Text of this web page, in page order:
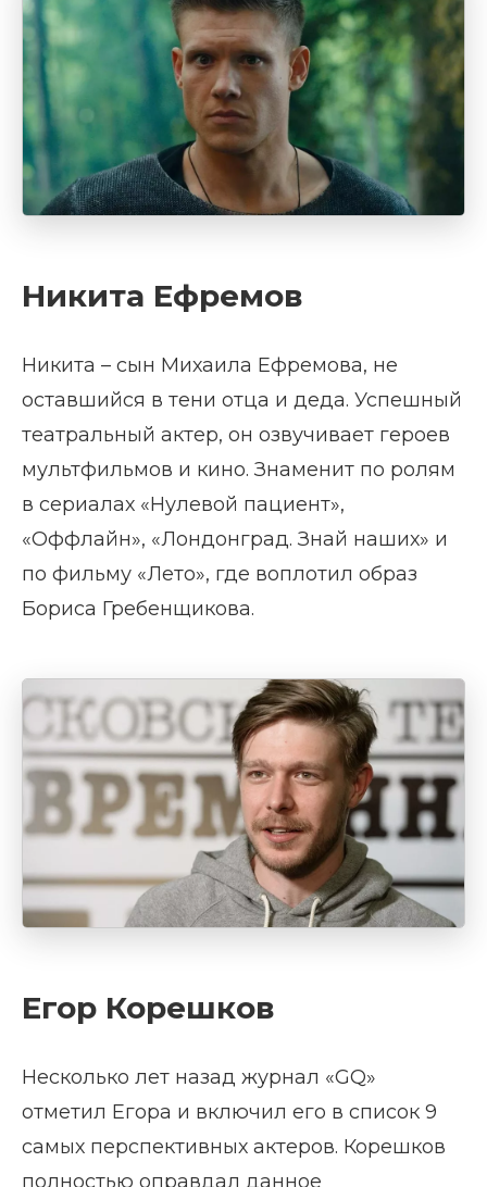
Никита Ефремов
Никита – сын Михаила Ефремова, не
оставшийся в тени отца и деда. Успешный
театральный актер, он озвучивает героев
мультфильмов и кино. Знаменит по ролям
в сериалах «Нулевой пациент»,
«Оффлайн», «Лондонград. Знай наших» и
по фильму «Лето», где воплотил образ
Бориса Гребенщикова.
Егор Корешков
Несколько лет назад журнал «GQ»
отметил Егора и включил его в список 9
самых перспективных актеров. Корешков
полностью оправдал данное